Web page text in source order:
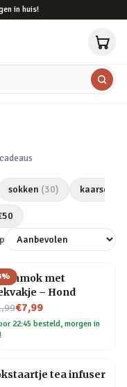
in huis!
cadeaus
sokken (30) kaarsen
50
%
met
– Hond
€7,99
22:45 besteld, morgen in
tea infuser